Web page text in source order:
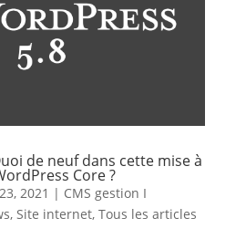
de neuf dans cette mise à
Core ?
2021 | CMS gestion I
, Site internet, Tous les articles